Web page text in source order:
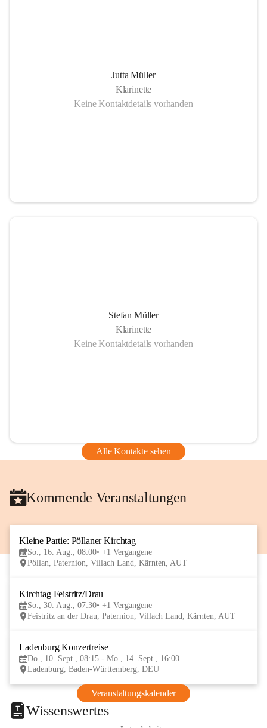
Jutta Müller
Klarinette
Keine Kontaktdetails vorhanden
Stefan Müller
Klarinette
Keine Kontaktdetails vorhanden
Alle Kontakte sehen
Kommende Veranstaltungen
Kleine Partie: Pöllaner Kirchtag
So., 16. Aug., 08:00 +1 Vergangene
Pöllan, Paternion, Villach Land, Kärnten, AUT
Kirchtag Feistritz/Drau
So., 30. Aug., 07:30 +1 Vergangene
Feistritz an der Drau, Paternion, Villach Land, Kärnten, AUT
Ladenburg Konzertreise
Do., 10. Sept., 08:15 - Mo., 14. Sept., 16:00
Ladenburg, Baden-Württemberg, DEU
Veranstaltungskalender
Wissenswertes